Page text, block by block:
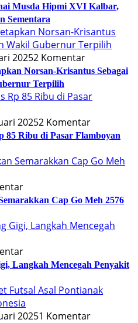
Musda Hipmi XVI Kalbar,
Sementara
20252 Komentar
Norsan-Krisantus Sebagai
Terpilih
20252 Komentar
85 Ribu di Pasar Flamboyan
Cap Go Meh 2576
Langkah Mencegah Penyakit
20251 Komentar